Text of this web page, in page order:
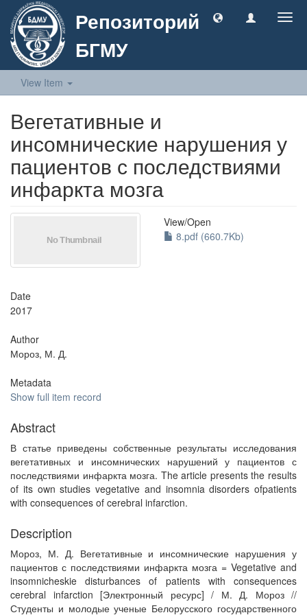
Репозиторий
БГМУ
View Item
Вегетативные и
инсомнические нарушения у
пациентов с последствиями
инфаркта мозга
View/Open
8.pdf (660.7Kb)
Date
2017
Author
Мороз, М. Д.
Metadata
Show full item record
Abstract
В статье приведены собственные результаты исследования
вегетативных и инсомнических нарушений у пациентов с
последствиями инфаркта мозга. The article presents the results
of its own studies vegetative and insomnia disorders ofpatients
with consequences of cerebral infarction.
Description
Мороз, М. Д. Вегетативные и инсомнические нарушения у
пациентов с последствиями инфаркта мозга = Vegetative and
insomnicheskie disturbances of patients with consequences
cerebral infarction [Электронный ресурс] / М. Д. Мороз //
Студенты и молодые ученые Белорусского государственного